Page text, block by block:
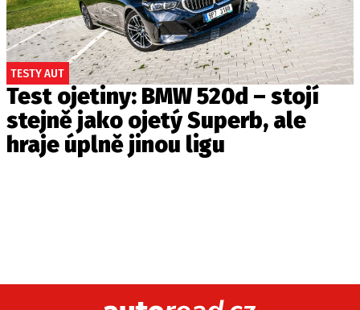
TESTY AUT
Test ojetiny: BMW 520d – stojí
stejně jako ojetý Superb, ale
hraje úplně jinou ligu